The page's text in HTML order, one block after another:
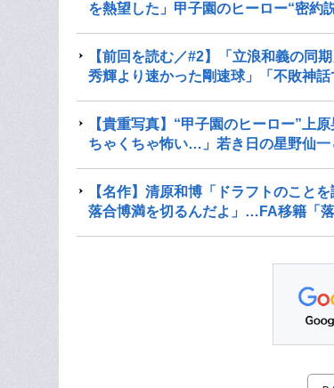
を熱望した」甲子園のヒーロー“密約
【前回を読む／#2】「立浪和義の同
秀輝より速かった剛速球」「不敗神
【貴重写真】“甲子園のヒーロー”上
ちゃくちゃ怖い…」若き日の星野仙一
【名作】清原和博「ドラフトのこと
落合博満を切るんだよ」…FA移籍「